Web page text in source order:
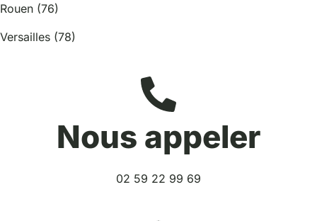
Rouen (76)
Versailles (78)
Nous appeler
02 59 22 99 69